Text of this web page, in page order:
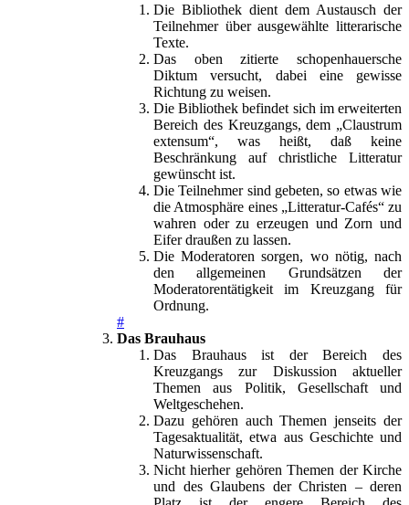
Die Bibliothek dient dem Austausch der
Teilnehmer über ausgewählte litterarische
Texte.
Das oben zitierte schopenhauersche
Diktum versucht, dabei eine gewisse
Richtung zu weisen.
Die Bibliothek befindet sich im erweiterten
Bereich des Kreuzgangs, dem „Claustrum
extensum“, was heißt, daß keine
Beschränkung auf christliche Litteratur
gewünscht ist.
Die Teilnehmer sind gebeten, so etwas wie
die Atmosphäre eines „Litteratur-Cafés“ zu
wahren oder zu erzeugen und Zorn und
Eifer draußen zu lassen.
Die Moderatoren sorgen, wo nötig, nach
den allgemeinen Grundsätzen der
Moderatorentätigkeit im Kreuzgang für
Ordnung.
#
Das Brauhaus
Das Brauhaus ist der Bereich des
Kreuzgangs zur Diskussion aktueller
Themen aus Politik, Gesellschaft und
Weltgeschehen.
Dazu gehören auch Themen jenseits der
Tagesaktualität, etwa aus Geschichte und
Naturwissenschaft.
Nicht hierher gehören Themen der Kirche
und des Glaubens der Christen – deren